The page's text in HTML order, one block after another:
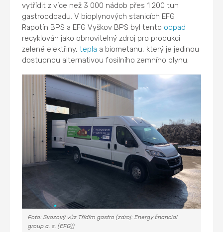
vytřídit z více než 3 000 nádob přes 1 200 tun
gastroodpadu. V bioplynových stanicích EFG
Rapotín BPS a EFG Vyškov BPS byl tento odpad
recyklován jako obnovitelný zdroj pro produkci
zelené elektřiny,tepla a biometanu, který je jedinou
dostupnou alternativou fosilního zemního plynu.
Foto: Svozový vůz Třídím gastro (zdroj: Energy financial
group a. s. (EFG))